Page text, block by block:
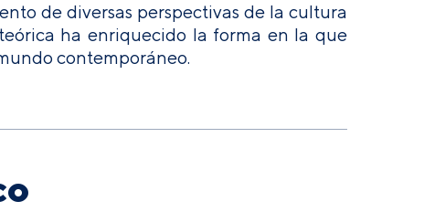
de diversas perspectivas de la cultura
ha enriquecido la forma en la que
contemporáneo.